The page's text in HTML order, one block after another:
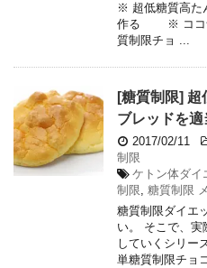
※ 超低糖質高た
作る ※ ココナ
質制限チョ ...
[糖質制限]
ブレッドを適
2017/02/11
制限
ケトン体ダイ
制限, 糖質制限
糖質制限ダイエ
い。 そこで、実
していくシリ
単糖質制限チ